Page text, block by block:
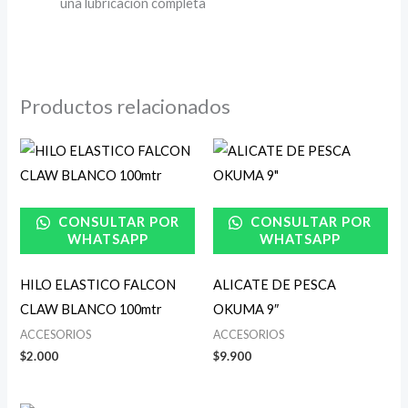
Productos relacionados
CONSULTAR POR
WHATSAPP
HILO ELASTICO FALCON
CLAW BLANCO 100mtr
ACCESORIOS
$2.000
CONSULTAR POR
WHATSAPP
ALICATE DE PESCA
OKUMA 9″
ACCESORIOS
$9.900